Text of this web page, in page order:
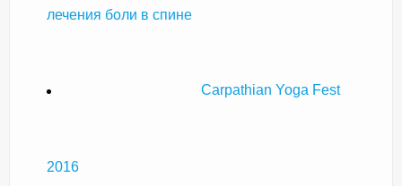
лечения боли в спине
Carpathian Yoga Fest
2016